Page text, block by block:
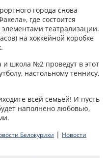
города снова
где состоится
элементами театрализации.
на хоккейной коробке
школа №2 проведут в этот
настольному теннису,
всей семьей! И пусть
наполнено любовью,
Белокурихи | Новости